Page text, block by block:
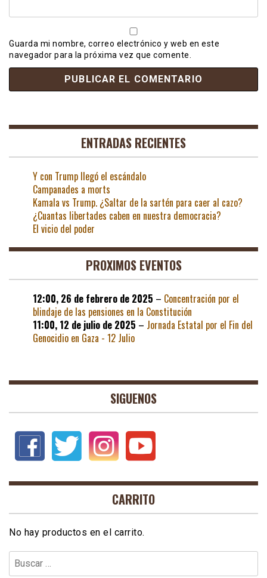
Guarda mi nombre, correo electrónico y web en este
navegador para la próxima vez que comente.
ENTRADAS RECIENTES
Y con Trump llegó el escándalo
Campanades a morts
Kamala vs Trump. ¿Saltar de la sartén para caer al cazo?
¿Cuantas libertades caben en nuestra democracia?
El vicio del poder
PROXIMOS EVENTOS
12:00, 26 de febrero de 2025 – Concentración por el
blindaje de las pensiones en la Constitución
11:00, 12 de julio de 2025 – Jornada Estatal por el Fin del
Genocidio en Gaza - 12 Julio
SIGUENOS
CARRITO
No hay productos en el carrito.
Buscar: